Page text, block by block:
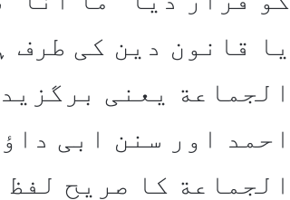
یا قانون دین کی طرف
الجماعة یعنی
احمد اور سنن ابی
الجماعة کا صریح لفظ